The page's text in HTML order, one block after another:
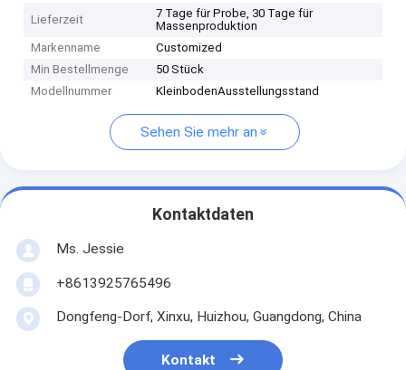
Lieferzeit
7 Tage für Probe, 30 Tage für
Massenproduktion
Markenname
Customized
Min Bestellmenge
50 Stück
Modellnummer
KleinbodenAusstellungsstand
Sehen Sie mehr an
Kontaktdaten
Ms. Jessie
+8613925765496
Dongfeng-Dorf, Xinxu, Huizhou, Guangdong, China
Kontakt